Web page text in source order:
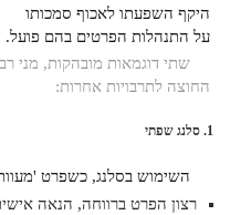
היקף השפעתו לאכוף סמכותו
על התנהלות הפרטים בהם פועל.
שתי דוגמאות מובהקות, מני
החוצה לתרבויות אחרות:
1. סלנג שפתי
השימוש בסלנג, כשפרט
רצון הפרט ברווחה, הנאה